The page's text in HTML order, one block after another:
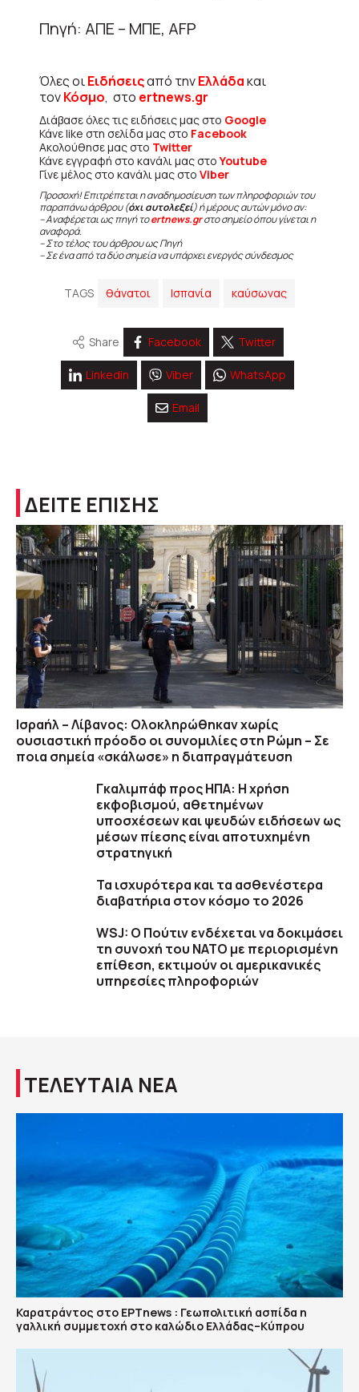
Πηγή: ΑΠΕ – ΜΠΕ, AFP
Όλες οιΕιδήσειςαπό τηνΕλλάδακαι
τονΚόσμο, στο ertnews.gr
Διάβασε όλες τις ειδήσεις μας στο Google
Κάνε like στη σελίδα μας στο Facebook
Ακολούθησε μας στο Twitter
Κάνε εγγραφή στο κανάλι μας στοYoutube
Γίνε μέλος στο κανάλι μας στο Viber
Προσοχή! Επιτρέπεται η αναδημοσίευση των πληροφοριών του
παραπάνω άρθρου (όχι αυτολεξεί) ή μέρους αυτών μόνο αν:
– Αναφέρεται ως πηγή τοertnews.grστο σημείο όπου γίνεται η
αναφορά.
– Στο τέλος του άρθρου ως Πηγή
– Σε ένα από τα δύο σημεία να υπάρχει ενεργός σύνδεσμος
TAGS θάνατοι Ισπανία καύσωνας
Share Facebook Twitter
Linkedin Viber WhatsApp
Email
ΔΕΙΤΕ ΕΠΙΣΗΣ
Ισραήλ – Λίβανος: Ολοκληρώθηκαν χωρίς
ουσιαστική πρόοδο οι συνομιλίες στη Ρώμη – Σε
ποια σημεία «σκάλωσε» η διαπραγμάτευση
Γκαλιμπάφ προς ΗΠΑ: Η χρήση
εκφοβισμού, αθετημένων
υποσχέσεων και ψευδών ειδήσεων ως
μέσων πίεσης είναι αποτυχημένη
στρατηγική
Τα ισχυρότερα και τα ασθενέστερα
διαβατήρια στον κόσμο το 2026
WSJ: Ο Πούτιν ενδέχεται να δοκιμάσει
τη συνοχή του ΝΑΤΟ με περιορισμένη
επίθεση, εκτιμούν οι αμερικανικές
υπηρεσίες πληροφοριών
ΤΕΛΕΥΤΑΙΑ ΝΕΑ
Καρατράντος στο ΕΡΤnews : Γεωπολιτική ασπίδα η
γαλλική συμμετοχή στο καλώδιο Ελλάδας–Κύπρου